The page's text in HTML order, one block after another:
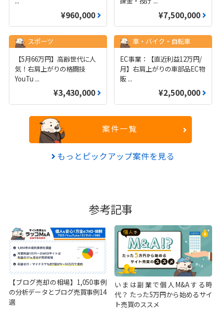
¥960,000 ¥7,500,000
スポーツ
【5月66万円】高齢世代に人
気！右肩上がりの格闘技
YouTu ...
¥3,430,000
車・バイク・自転車
EC事業：【直近利益12万円/
月】右肩上がりの車部品EC物
販 ...
¥2,500,000
案件一覧
もっとピックアップ案件を見る
参考記事
【ブログ売却の相場】1,050事例
の分析データとブログ売買事例14
選
いまは副業で個人M&Aする時
代？ たった5万円から始めるサイ
ト売買のススメ